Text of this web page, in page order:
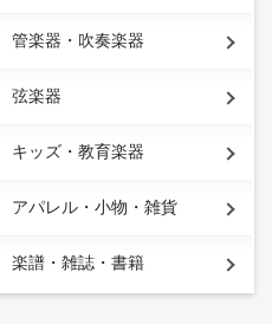
管楽器・吹奏楽器
弦楽器
キッズ・教育楽器
アパレル・小物・雑貨
楽譜・雑誌・書籍